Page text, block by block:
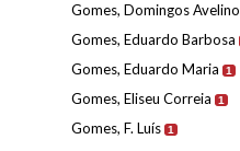
Gomes, Domingos Avelino
Gomes, Eduardo Barbosa
Gomes, Eduardo Maria 1
Gomes, Eliseu Correia 1
Gomes, F. Luís 1